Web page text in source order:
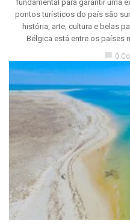
fundamental para garantir uma
pontos turísticos do país são
história, arte, cultura e belas
Bélgica está entre os países
chat_bubble 0